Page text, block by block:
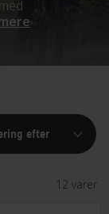
efter
12 varer